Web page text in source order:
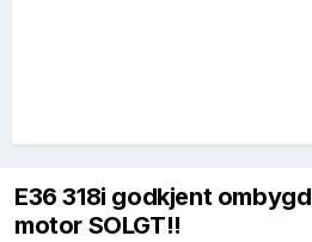
E36 318i godkjent
motor SOLGT!!